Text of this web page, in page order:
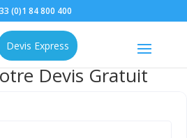
(0)1 84 800 400
Devis Express
Devis Gratuit